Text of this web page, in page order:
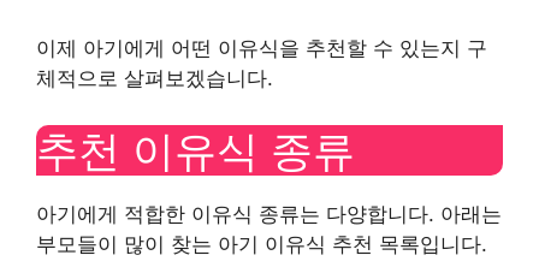
이제 아기에게 어떤 이유식을 추천할 수 있는지 구
체적으로 살펴보겠습니다.
추천 이유식 종류
아기에게 적합한 이유식 종류는 다양합니다. 아래는
부모들이 많이 찾는 아기 이유식 추천 목록입니다.